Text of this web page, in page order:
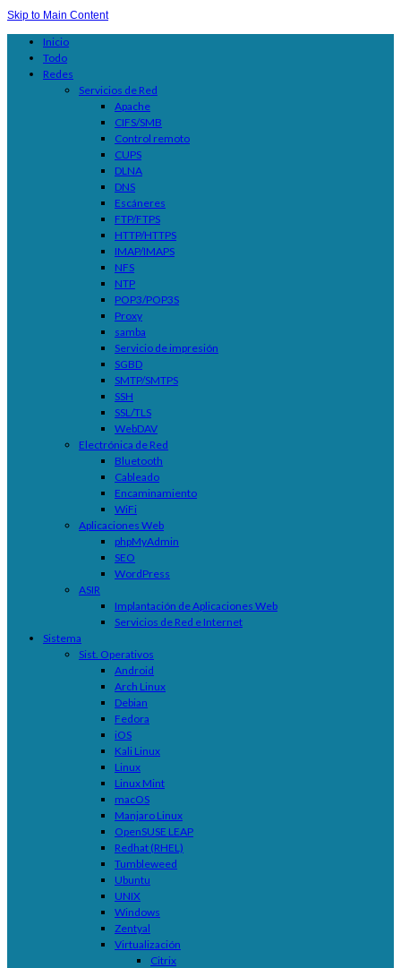
Skip to Main Content
Inicio
Todo
Redes
Servicios de Red
Apache
CIFS/SMB
Control remoto
CUPS
DLNA
DNS
Escáneres
FTP/FTPS
HTTP/HTTPS
IMAP/IMAPS
NFS
NTP
POP3/POP3S
Proxy
samba
Servicio de impresión
SGBD
SMTP/SMTPS
SSH
SSL/TLS
WebDAV
Electrónica de Red
Bluetooth
Cableado
Encaminamiento
WiFi
Aplicaciones Web
phpMyAdmin
SEO
WordPress
ASIR
Implantación de Aplicaciones Web
Servicios de Red e Internet
Sistema
Sist. Operativos
Android
Arch Linux
Debian
Fedora
iOS
Kali Linux
Linux
Linux Mint
macOS
Manjaro Linux
OpenSUSE LEAP
Redhat (RHEL)
Tumbleweed
Ubuntu
UNIX
Windows
Zentyal
Virtualización
Citrix